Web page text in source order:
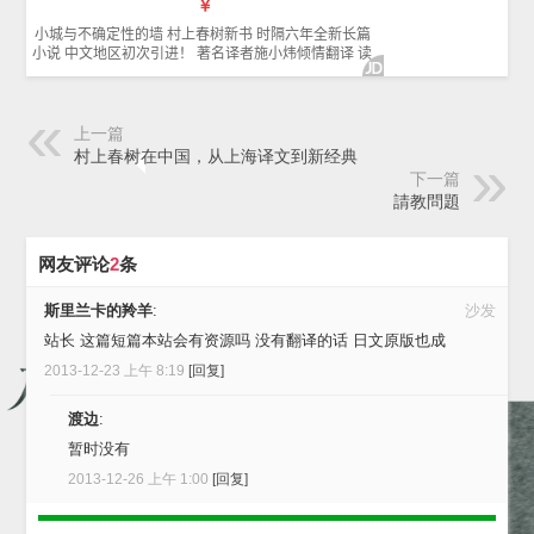
上一篇
村上春树在中国，从上海译文到新经典
下一篇
請教問題
网友评论2条
沙发
斯里兰卡的羚羊:
站长 这篇短篇本站会有资源吗 没有翻译的话 日文原版也成
2013-12-23 上午 8:19[回复]
渡边:
暂时没有
2013-12-26 上午 1:00[回复]